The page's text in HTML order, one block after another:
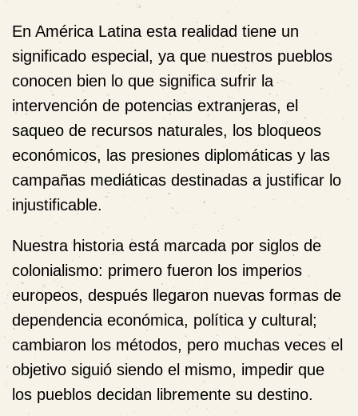
En América Latina esta realidad tiene un
significado especial, ya que nuestros pueblos
conocen bien lo que significa sufrir la
intervención de potencias extranjeras, el
saqueo de recursos naturales, los bloqueos
económicos, las presiones diplomáticas y las
campañas mediáticas destinadas a justificar lo
injustificable.
Nuestra historia está marcada por siglos de
colonialismo: primero fueron los imperios
europeos, después llegaron nuevas formas de
dependencia económica, política y cultural;
cambiaron los métodos, pero muchas veces el
objetivo siguió siendo el mismo, impedir que
los pueblos decidan libremente su destino.